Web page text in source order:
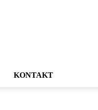
KONTAKT